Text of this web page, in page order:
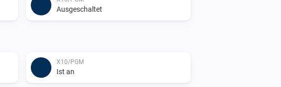
Ausgeschaltet
X10/PGM
Ist an